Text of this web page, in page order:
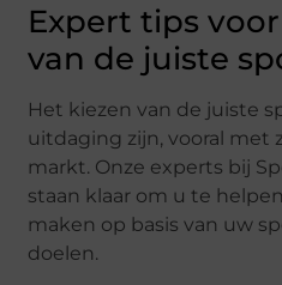
Expert tips
van de juiste
Het kiezen van de juiste
uitdaging zijn, vooral met
markt. Onze experts bij
staan klaar om u te
maken op basis van uw
doelen.